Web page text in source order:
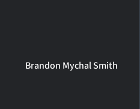
Brandon Mychal Smith